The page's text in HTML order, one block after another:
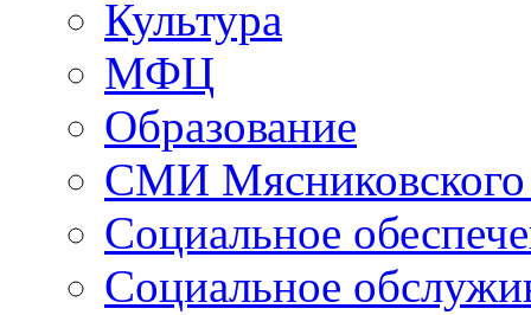
Культура
МФЦ
Образование
СМИ Мясниковского
Социальное
Социальное